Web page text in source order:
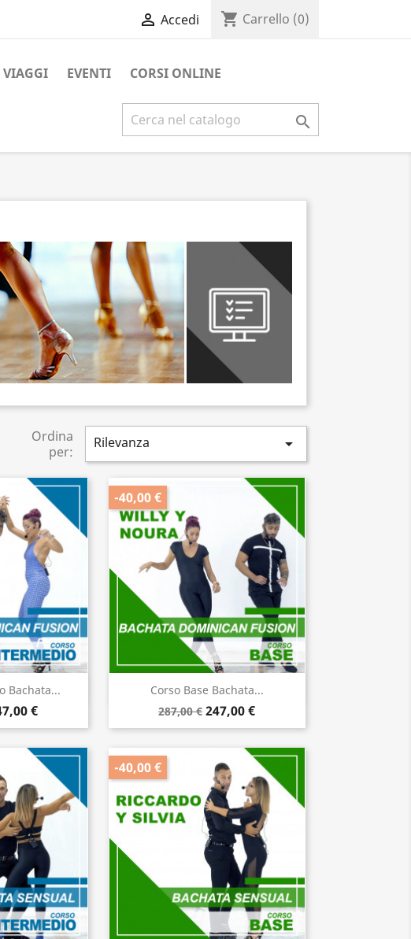
 Accedi shopping_cart Carrello (0)
VIAGGI EVENTI CORSI ONLINE

Ordina
per:
Rilevanza 
Bachata...
€
Corso Base Bachata...
287,00 € 247,00 €
-40,00 €
 Anteprima
-40,00 €